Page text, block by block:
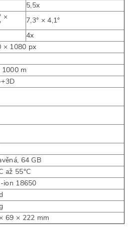
5,5x
×
7,3° × 4,1°
4x
× 1080 px
m
64 GB
až 55°C
ion 18650
69 × 222 mm